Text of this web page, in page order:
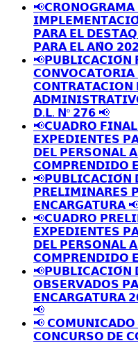
📢𝗖𝗥𝗢𝗡𝗢𝗚𝗥𝗔𝗠𝗔
𝗣𝗔𝗥𝗔 𝗘𝗟
𝗣𝗔𝗥𝗔 𝗘𝗟 𝗔𝗡̃𝗢
📢𝗣𝗨𝗕𝗟𝗜𝗖𝗔𝗖𝗜𝗢́𝗡
𝗖𝗢𝗡𝗩𝗢𝗖𝗔𝗧𝗢𝗥𝗜𝗔
𝗖𝗢𝗡𝗧𝗥𝗔𝗧𝗔𝗖𝗜𝗢𝗡
𝗗.𝗟. 𝗡º 𝟮𝟳𝟲 📢
📢𝗖𝗨𝗔𝗗𝗥𝗢
𝗘𝗫𝗣𝗘𝗗𝗜𝗘𝗡𝗧𝗘𝗦
𝗗𝗘𝗟 𝗣𝗘𝗥𝗦𝗢𝗡𝗔𝗟
𝗖𝗢𝗠𝗣𝗥𝗘𝗡𝗗𝗜𝗗𝗢
𝗣𝗥𝗘𝗟𝗜𝗠𝗜𝗡𝗔𝗥𝗘𝗦
𝗘𝗡𝗖𝗔𝗥𝗚𝗔𝗧𝗨𝗥𝗔
📢𝗖𝗨𝗔𝗗𝗥𝗢
𝗘𝗫𝗣𝗘𝗗𝗜𝗘𝗡𝗧𝗘𝗦
𝗗𝗘𝗟 𝗣𝗘𝗥𝗦𝗢𝗡𝗔𝗟
𝗖𝗢𝗠𝗣𝗥𝗘𝗡𝗗𝗜𝗗𝗢
𝗢𝗕𝗦𝗘𝗥𝗩𝗔𝗗𝗢𝗦
𝗘𝗡𝗖𝗔𝗥𝗚𝗔𝗧𝗨𝗥𝗔
📢
📢 𝗖𝗢𝗠𝗨𝗡𝗜𝗖𝗔𝗗𝗢
𝗖𝗢𝗡𝗖𝗨𝗥𝗦𝗢 𝗗𝗘